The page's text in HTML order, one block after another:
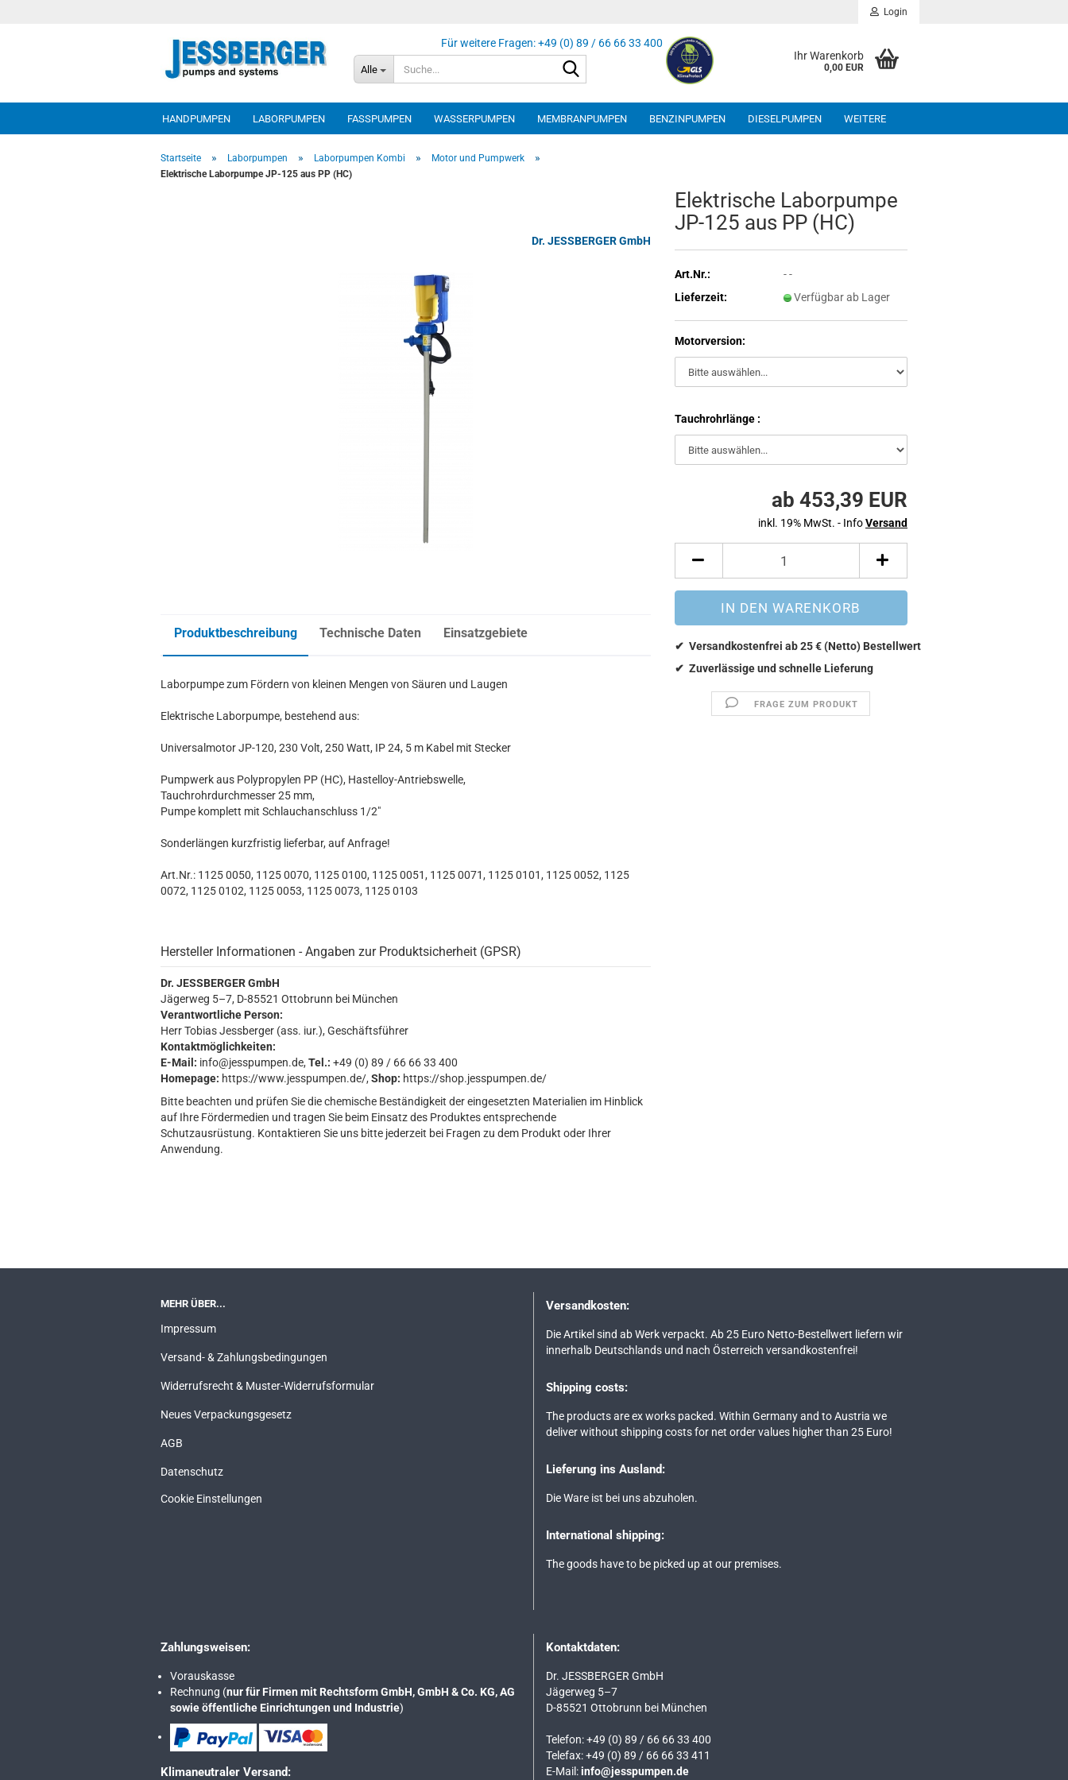
Login
Alle
Ihr Warenkorb
0,00 EUR
HANDPUMPEN LABORPUMPEN FASSPUMPEN WASSERPUMPEN MEMBRANPUMPEN BENZINPUMPEN DIESELPUMPEN WEITERE
Startseite » Laborpumpen » Laborpumpen Kombi » Motor und Pumpwerk »
Elektrische Laborpumpe JP-125 aus PP (HC)
Dr. JESSBERGER GmbH
Elek­tri­sche La­bor­pum­pe
JP-​125 aus PP (HC)
Art.Nr.:
- -
Lieferzeit:
Verfügbar ab Lager
Motorversion:
Tauchrohrlänge :
ab 453,39 EUR
inkl. 19% MwSt. - InfoVersand
FRAGE ZUM PRODUKT
Produktbeschreibung Technische Daten Einsatzgebiete
Laborpumpe zum Fördern von kleinen Mengen von Säuren und Laugen
Elektrische Laborpumpe, bestehend aus:
Universalmotor JP-120, 230 Volt, 250 Watt, IP 24, 5 m Kabel mit Stecker
Pumpwerk aus Polypropylen PP (HC), Hastelloy-Antriebswelle,
Tauchrohrdurchmesser 25 mm,
Pumpe komplett mit Schlauchanschluss 1/2"
Sonderlängen kurzfristig lieferbar, auf Anfrage!
Art.Nr.: 1125 0050, 1125 0070, 1125 0100, 1125 0051, 1125 0071, 1125 0101, 1125 0052, 1125
0072, 1125 0102, 1125 0053, 1125 0073, 1125 0103
Hersteller Informationen - Angaben zur Produktsicherheit (GPSR)
Dr. JESSBERGER GmbH
Jägerweg 5–7, D-85521 Ottobrunn bei München
Verantwortliche Person:
Herr Tobias Jessberger (ass. iur.), Geschäftsführer
Kontaktmöglichkeiten:
E-Mail: info@jesspumpen.de, Tel.: +49 (0) 89 / 66 66 33 400
Homepage: https://www.jesspumpen.de/, Shop: https://shop.jesspumpen.de/
Bitte beachten und prüfen Sie die chemische Beständigkeit der eingesetzten Materialien im Hinblick
auf Ihre Fördermedien und tragen Sie beim Einsatz des Produktes entsprechende
Schutzausrüstung. Kontaktieren Sie uns bitte jederzeit bei Fragen zu dem Produkt oder Ihrer
Anwendung.
MEHR ÜBER...
Impressum
Versand- & Zahlungsbedingungen
Widerrufsrecht & Muster-Widerrufsformular
Neues Verpackungsgesetz
AGB
Datenschutz
Cookie Einstellungen
Versandkosten:
Die Artikel sind ab Werk verpackt. Ab 25 Euro Netto-Bestellwert liefern wir
innerhalb Deutschlands und nach Österreich versandkostenfrei!
Shipping costs:
The products are ex works packed. Within Germany and to Austria we
deliver without shipping costs for net order values higher than 25 Euro!
Lieferung ins Ausland:
Die Ware ist bei uns abzuholen.
International shipping:
The goods have to be picked up at our premises.
Zahlungsweisen:
Vorauskasse
Rechnung (nur für Firmen mit Rechtsform GmbH, GmbH & Co. KG, AG
sowie öffentliche Einrichtungen und Industrie)
Klimaneutraler Versand:
Kontaktdaten:
Dr. JESSBERGER GmbH
Jägerweg 5–7
D-85521 Ottobrunn bei München
Telefon: +49 (0) 89 / 66 66 33 400
Telefax: +49 (0) 89 / 66 66 33 411
E-Mail:info@jesspumpen.de